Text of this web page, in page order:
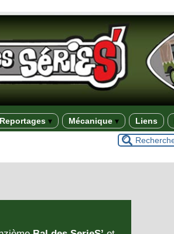
Reportages Mécanique Liens